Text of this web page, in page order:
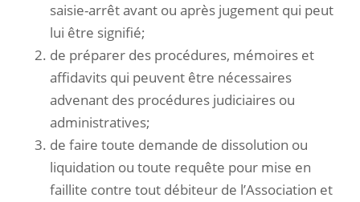
saisie-arrêt avant ou après jugement qui peut
lui être signifié;
de préparer des procédures, mémoires et
affidavits qui peuvent être nécessaires
advenant des procédures judiciaires ou
administratives;
de faire toute demande de dissolution ou
liquidation ou toute requête pour mise en
faillite contre tout débiteur de l’Association et